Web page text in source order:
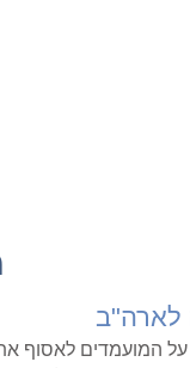
לארה"ב
על המועמדים